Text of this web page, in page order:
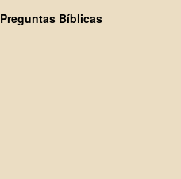
Preguntas Bíblicas